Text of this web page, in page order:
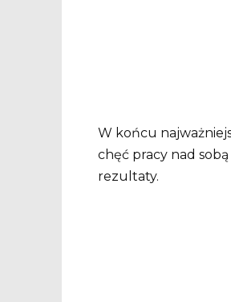
W końcu
chęć pracy nad
rezultaty.